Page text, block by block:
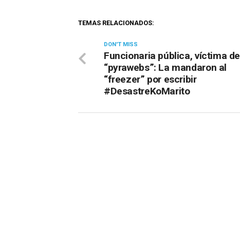
TEMAS RELACIONADOS:
DON'T MISS
Funcionaria pública, víctima de
“pyrawebs”: La mandaron al
“freezer” por escribir
#DesastreKoMarito